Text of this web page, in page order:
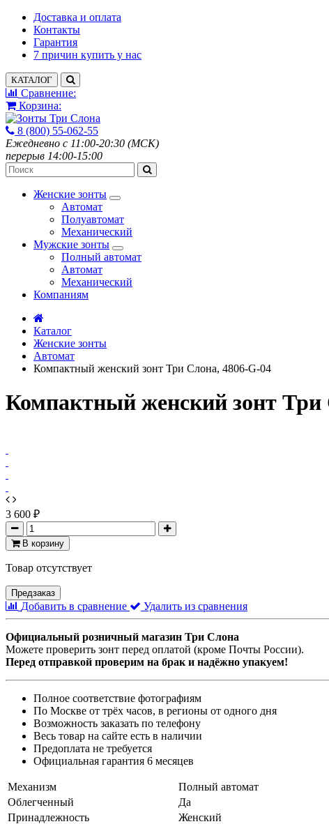
Доставка и оплата
Контакты
Гарантия
7 причин купить у нас
КАТАЛОГ
Сравнение:
Корзина:
8 (800) 55-062-55
Ежедневно с 11:00-20:30 (МСК)
перерыв 14:00-15:00
Женские зонты
Автомат
Полуавтомат
Механический
Мужские зонты
Полный автомат
Автомат
Механический
Компаниям
Каталог
Женские зонты
Автомат
Компактный женский зонт Три Слона, 4806-G-04
Компактный женский зонт Три
3 600 ₽
В корзину
Товар отсутствует
Предзаказ
Добавить в сравнение Удалить из сравнения
Официальный розничный магазин Три Слона
Можете проверить зонт перед оплатой (кроме Почты России).
Перед отправкой проверим на брак и надёжно упакуем!
Полное соответствие фотографиям
По Москве от трёх часов, в регионы от одного дня
Возможность заказать по телефону
Весь товар на сайте есть в наличии
Предоплата не требуется
Официальная гарантия 6 месяцев
Механизм
Полный автомат
Облегченный
Да
Принадлежность
Женский